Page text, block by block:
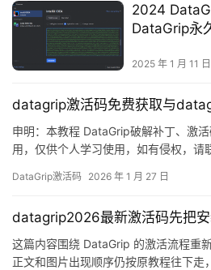
和Li…
2024
DataGrip永
2025 年 1 月 11 日
datagrip激活码免费获取与
申明：本教程 DataGrip破解补丁、激
用，仅供个人学习使用，如有侵权，请
器，功能强大，适用于 Windows、
得破解麻烦，可以购买…
DataGrip激活码 2026 年 1 月 27 日
datagrip2026最新激活码先把
这篇内容围绕 DataGrip 的激活流程重
正文和图片出现顺序仍按原教程往下走